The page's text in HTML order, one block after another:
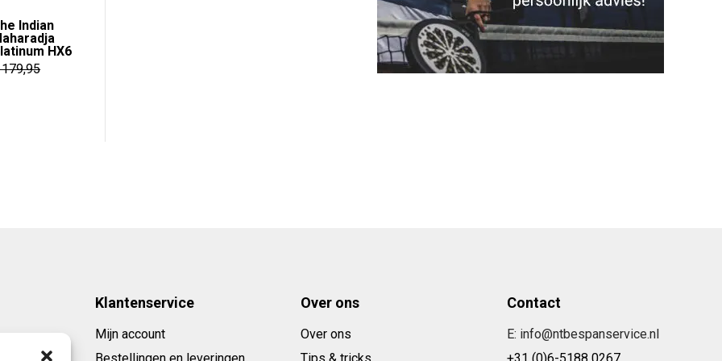
was:
€ 23,85.
Indian
HX6
Klantenservice
Mijn account
Over ons
Over ons
Contact
E: info@ntbespanservice.nl